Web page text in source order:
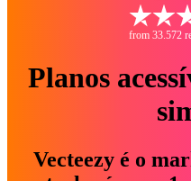
from 33.572
Planos
Vecteezy é o